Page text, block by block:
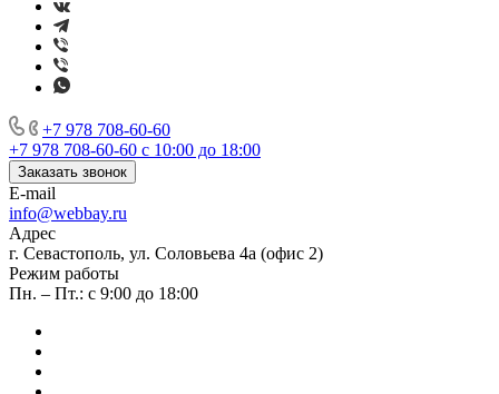
+7 978 708-60-60
+7 978 708-60-60 c 10:00 до 18:00
Заказать звонок
E-mail
info@webbay.ru
Адрес
г. Севастополь, ул. Соловьева 4а (офис 2)
Режим работы
Пн. – Пт.: с 9:00 до 18:00